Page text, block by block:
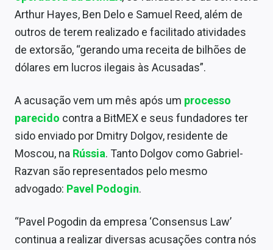
Arthur Hayes, Ben Delo e Samuel Reed, além de
outros de terem realizado e facilitado atividades
de extorsão, “gerando uma receita de bilhões de
dólares em lucros ilegais às Acusadas”.
A acusação vem um mês após um processo
parecido contra a BitMEX e seus fundadores ter
sido enviado por Dmitry Dolgov, residente de
Moscou, na Rússia. Tanto Dolgov como Gabriel-
Razvan são representados pelo mesmo
advogado: Pavel Podogin.
“Pavel Pogodin da empresa ‘Consensus Law’
continua a realizar diversas acusações contra nós